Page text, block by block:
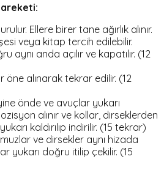
Ellere birer tane ağırlık alınır.
veya kitap tercih edilebilir.
aynı anda açılır ve kapatılır. (12
öne alınarak tekrar edilir. (12
önde ve avuçlar yukarı
alınır ve kollar, dirseklerden
kaldırılıp indirilir. (15 tekrar)
ve dirsekler aynı hizada
yukarı doğru itilip çekilir. (15